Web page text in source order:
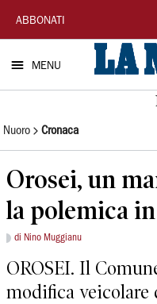
La
Nuova
Sardegna
ABBONATI
MENU
Nuoro Cronaca
Orosei, un
la polemica
di Nino Muggianu
OROSEI. Il
modifica veicolare